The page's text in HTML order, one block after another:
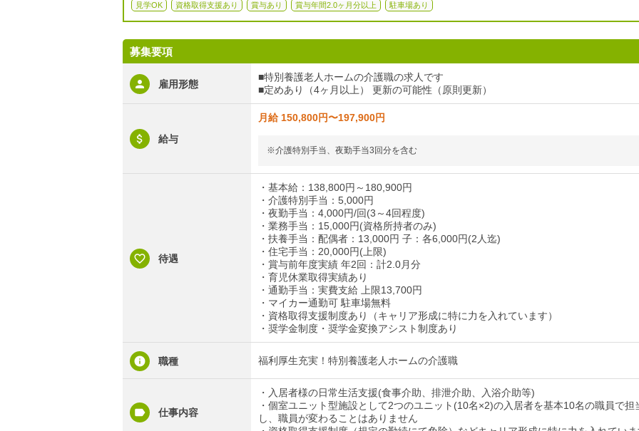
見学OK 資格取得支援あり 賞与あり 賞与年間2.0ヶ月分以上 駐車場あり
募集要項
雇用形態
■特別養護老人ホームの介護職の求人です
■定めあり（4ヶ月以上） 更新の可能性（原則更新）
給与
月給 150,800円〜197,900円
※介護特別手当、夜勤手当3回分を含む
待遇
・基本給：138,800円～180,900円
・介護特別手当：5,000円
・夜勤手当：4,000円/回(3～4回程度)
・業務手当：15,000円(資格所持者のみ)
・扶養手当：配偶者：13,000円 子：各6,000円(2人迄)
・住宅手当：20,000円(上限)
・賞与前年度実績 年2回：計2.0月分
・育児休業取得実績あり
・通勤手当：実費支給 上限13,700円
・マイカー通勤可 駐車場無料
・資格取得支援制度あり（キャリア形成に特に力を入れています）
・奨学金制度・奨学金変換アシスト制度あり
職種 福利厚生充実！特別養護老人ホームの介護職
仕事内容
・入居者様の日常生活支援(食事介助、排泄介助、入浴介助等)
・個室ユニット型施設として2つのユニット(10名×2)の入居者を基本10名の職員で担
し、職員が変わることはありません